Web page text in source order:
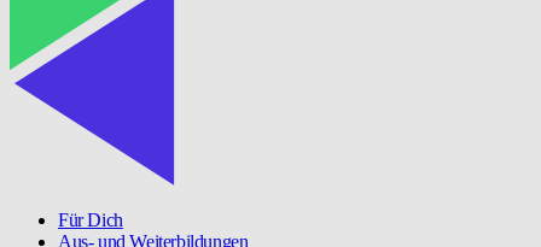
Für Dich
Aus- und Weiterbildungen